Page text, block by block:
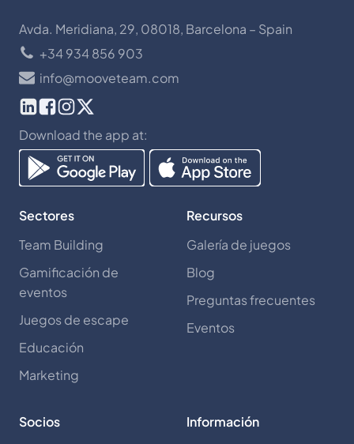
Avda. Meridiana, 29, 08018, Barcelona – Spain
+34 934 856 903
info@mooveteam.com
Download the app at:
Sectores
Team Building
Gamificación de
eventos
Juegos de escape
Educación
Marketing
Recursos
Galería de juegos
Blog
Preguntas frecuentes
Eventos
Socios
Información